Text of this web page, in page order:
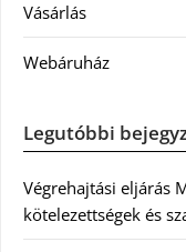
Vásárlás
Webáruház
Legutóbbi
Végrehajtási eljárás
kötelezettségek és